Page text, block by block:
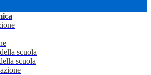
scuola
scuola